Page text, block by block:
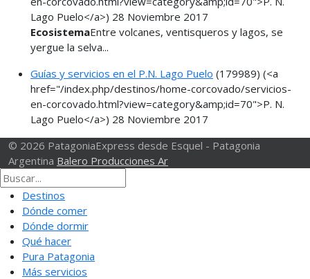
Lago Puelo</a>) 28 Noviembre 2017
EcosistemaEntre volcanes, ventisqueros y lagos, se
yergue la selva...
Guías y servicios en el P.N. Lago Puelo (179989) (<a
href="/index.php/destinos/home-corcovado/servicios-
en-corcovado.html?view=category&amp;id=70">P. N.
Lago Puelo</a>) 28 Noviembre 2017
© 2026 PatagoniaExpress desde Esquel - Patagonia
Argentina Balero Producciones Ar
Destinos
Dónde comer
Dónde dormir
Qué hacer
Pura Patagonia
Más servicios